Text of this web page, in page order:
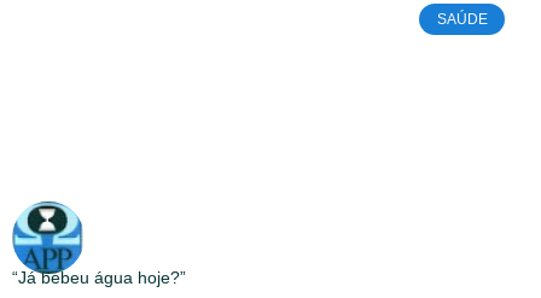
SAÚDE
“Já bebeu água hoje?”